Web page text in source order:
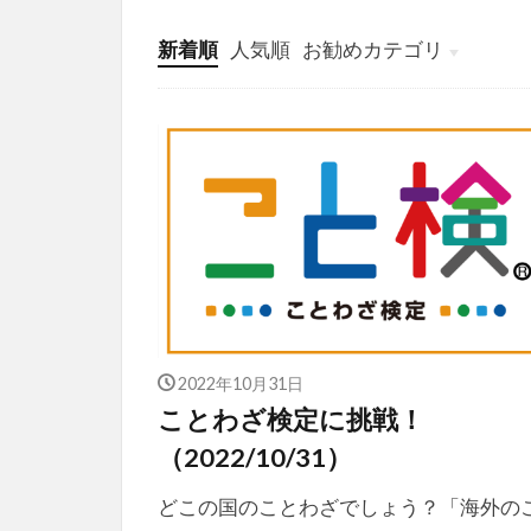
新着順 人気順 お勧めカテゴリ
投稿
学び
マンガ
電子書籍
2022年10月31日
ことわざ検定に挑戦！
（2022/10/31）
どこの国のことわざでしょう？「海外の